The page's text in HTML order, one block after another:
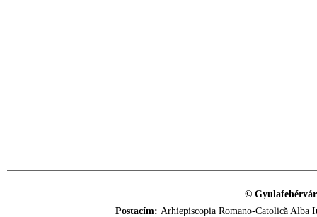
©
Postacím: Arhiepiscopia Romano-Catolică